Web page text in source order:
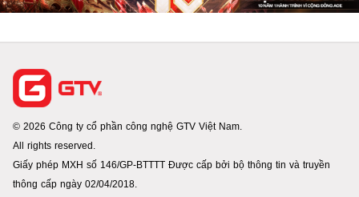
© 2026 Công ty cổ phần công nghệ GTV Việt Nam.
All rights reserved.
Giấy phép MXH số 146/GP-BTTTT Được cấp bởi bộ thông tin và truyền
thông cấp ngày 02/04/2018.